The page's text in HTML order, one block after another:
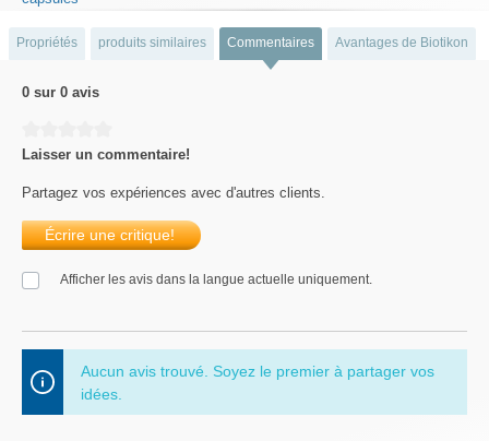
Propriétés produits similaires Commentaires Avantages de Biotikon
0 sur 0 avis
Laisser un commentaire!
Partagez vos expériences avec d'autres clients.
Écrire une critique!
Afficher les avis dans la langue actuelle uniquement.
Aucun avis trouvé. Soyez le premier à partager vos
idées.